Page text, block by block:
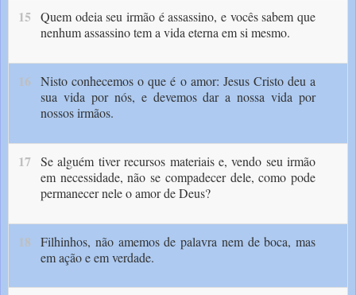
15
Quem odeia seu irmão é assassino, e vocês sabem que
nenhum assassino tem a vida eterna em si mesmo.
16 Nisto conhecemos o que é o amor: Jesus Cristo deu a
sua vida por nós, e devemos dar a nossa vida por
nossos irmãos.
17 Se alguém tiver recursos materiais e, vendo seu irmão
em necessidade, não se compadecer dele, como pode
permanecer nele o amor de Deus?
18
Filhinhos, não amemos de palavra nem de boca, mas
em ação e em verdade.